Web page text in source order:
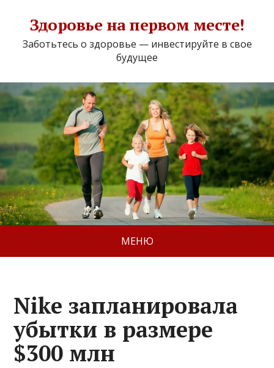
Здоровье на первом месте!
Заботьтесь о здоровье — инвестируйте в свое
будущее
МЕНЮ
Nike запланировала
убытки в размере
$300 млн